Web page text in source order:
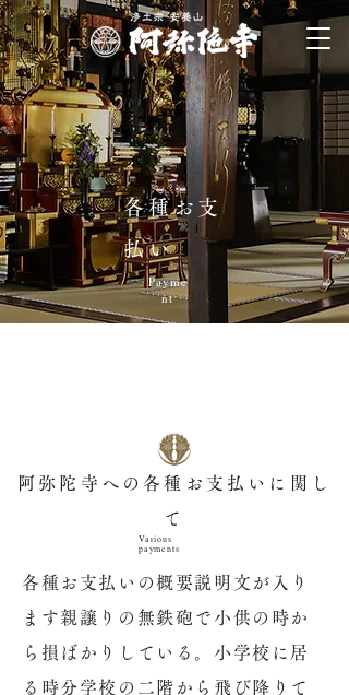
各種お支
払い
Payme
nt
阿弥陀寺への各種お支払いに関し
て
Various
payments
各種お支払いの概要説明文が入り
ます親譲りの無鉄砲で小供の時か
ら損ばかりしている。小学校に居
る時分学校の二階から飛び降りて